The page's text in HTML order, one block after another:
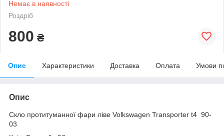
Немає в наявності
Роздріб
800 ₴
Опис Характеристики Доставка Оплата Умови
Опис
Скло протитуманної фари ліве Volkswagen Transporter t4 90-
03